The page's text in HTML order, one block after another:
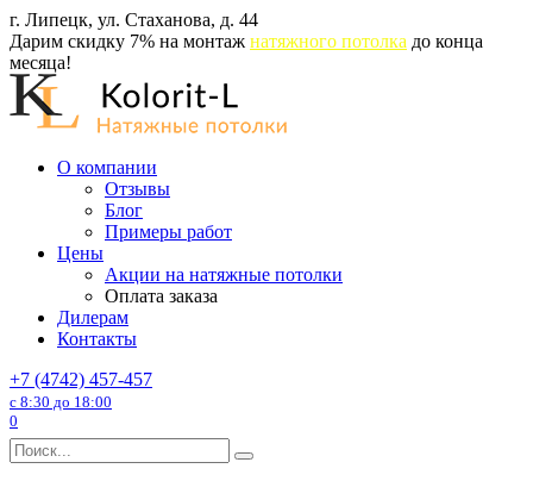
Перейти
к
содержанию
г. Липецк, ул. Стаханова, д. 44
Дарим скидку 7% на монтаж натяжного потолка до конца
месяца!
О компании
Отзывы
Блог
Примеры работ
Цены
Акции на натяжные потолки
Оплата заказа
Дилерам
Контакты
+7 (4742) 457-457
с 8:30 до 18:00
0
Search
for: